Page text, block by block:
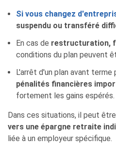
Si vous changez
suspendu ou transféré
En cas de restructuration,
conditions du plan peuvent
L'arrêt d'un plan avant
pénalités financières
fortement les gains espérés.
Dans ces situations, il peut être
vers une épargne retraite
liée à un employeur spécifique.